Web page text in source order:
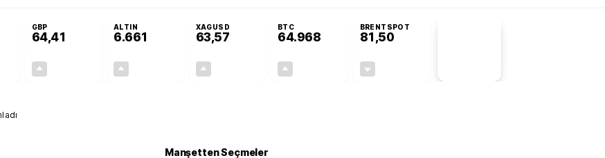
GBP
64,41
ALTIN
6.661
XAGUSD
63,57
BTC
64.968
BRENTSPOT
81,50
Manşetten Seçmeler